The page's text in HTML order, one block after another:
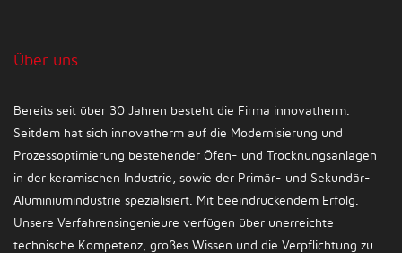
Über uns
Bereits seit über 30 Jahren besteht die Firma innovatherm.
Seitdem hat sich innovatherm auf die Modernisierung und
Prozessoptimierung bestehender Öfen- und Trocknungsanlagen
in der keramischen Industrie, sowie der Primär- und Sekundär-
Aluminiumindustrie spezialisiert. Mit beeindruckendem Erfolg.
Unsere Verfahrensingenieure verfügen über unerreichte
technische Kompetenz, großes Wissen und die Verpflichtung zu